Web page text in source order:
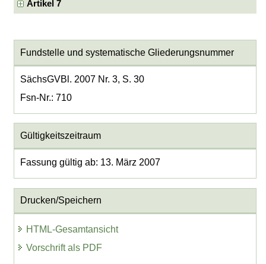
Artikel 7
Fundstelle und systematische Gliederungsnummer
SächsGVBl. 2007 Nr. 3, S. 30
Fsn-Nr.: 710
Gültigkeitszeitraum
Fassung gültig ab: 13. März 2007
Drucken/Speichern
HTML-Gesamtansicht
Vorschrift als PDF